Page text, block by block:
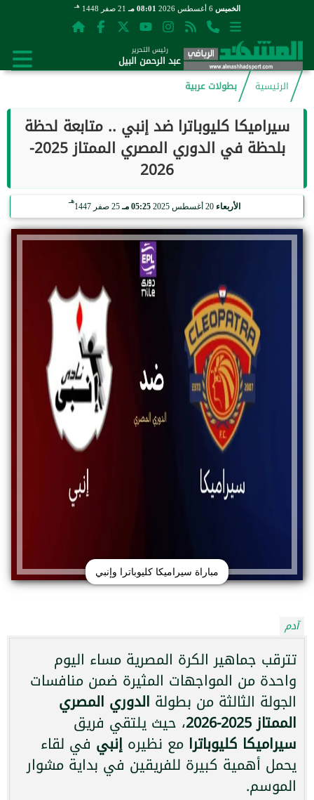
الخميس 6 أغسطس 2026 08:01 مـ 21 صفر 1448 هـ
رئيس التحرير
عبد الرحمن البيل
الرئيسية
بطولات عربية
سيراميكا كليوباترا ضد إنبي .. متابعة لحظة
بلحظة في الدوري المصري الممتاز 2025-
2026
الأربعاء 20 أغسطس 2025 05:25 مـ 25 صفر 1447
هـ
مباراة سيراميكا كليوباترا وإنبي
آدم
تترقب جماهير الكرة المصرية مساء اليوم
واحدة من المواجهات المثيرة ضمن منافسات
الجولة الثالثة من بطولة الدوري المصري
الممتاز 2025-2026 ، حيث يلتقي فريق
سيراميكا كليوباترا مع نظيره إنبي في لقاء
يحمل أهمية كبيرة للفريقين في بداية مشوار
الموسم.